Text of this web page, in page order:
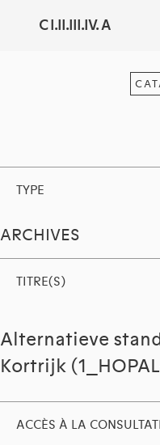
C I.II.III.IV. A
TYPE
ARCHIVES
TITRE(S)
Alternatieve
Kortrijk
ACCÈS À LA